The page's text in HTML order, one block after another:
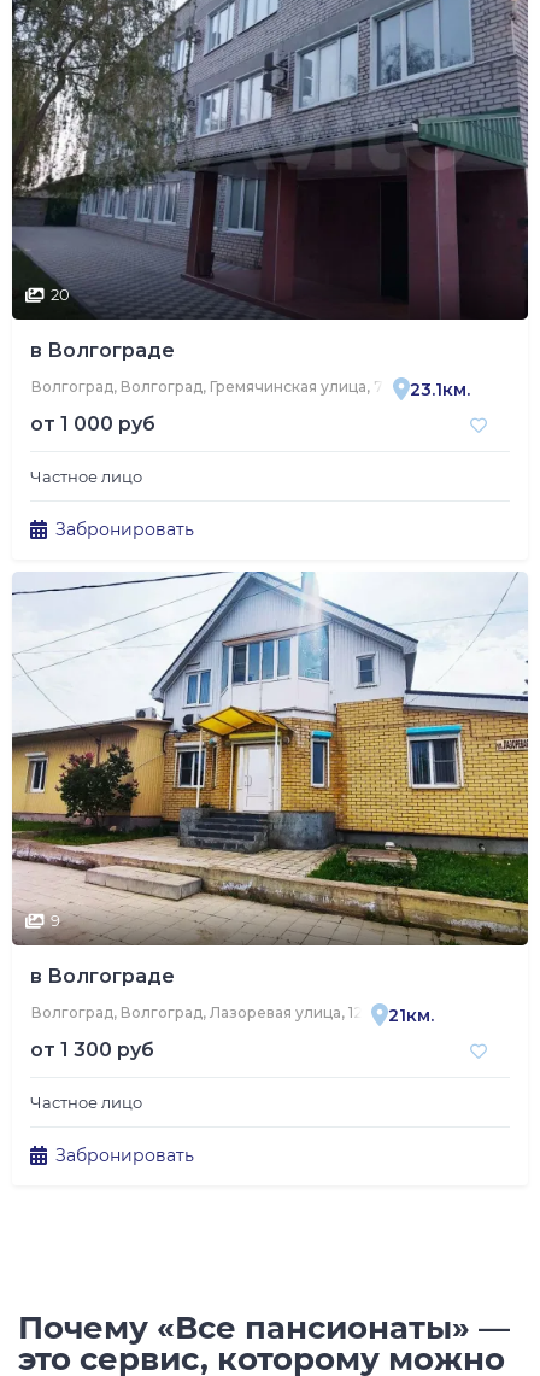
20
в Волгограде
Волгоград, Волгоград, Гремячинская улица, 78 23.1км.
от 1 000 руб
Частное лицо
Забронировать
9
в Волгограде
Волгоград, Волгоград, Лазоревая улица, 125 21км.
от 1 300 руб
Частное лицо
Забронировать
Почему «Все пансионаты» —
это сервис, которому можно